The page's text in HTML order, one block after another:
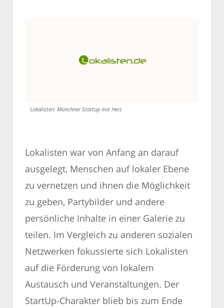
Lokalisten: Münchner Startup mit Herz
Lokalisten war von Anfang an darauf
ausgelegt, Menschen auf lokaler Ebene
zu vernetzen und ihnen die Möglichkeit
zu geben, Partybilder und andere
persönliche Inhalte in einer Galerie zu
teilen. Im Vergleich zu anderen sozialen
Netzwerken fokussierte sich Lokalisten
auf die Förderung von lokalem
Austausch und Veranstaltungen. Der
StartUp-Charakter blieb bis zum Ende